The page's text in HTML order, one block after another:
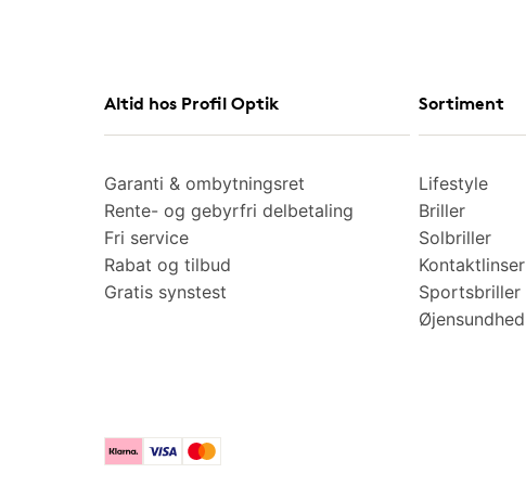
Altid hos Profil Optik
Garanti & ombytningsret
Rente- og gebyrfri delbetaling
Fri service
Rabat og tilbud
Gratis synstest
Sortiment
Lifestyle
Briller
Solbriller
Kontaktlinser
Sportsbriller
Øjensundhed
KlarnaVisa Mastercard